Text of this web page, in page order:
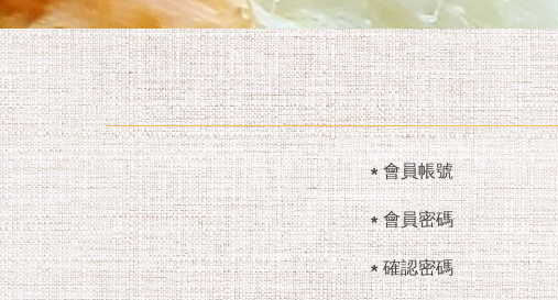
會員帳號
會員密碼
確認密碼